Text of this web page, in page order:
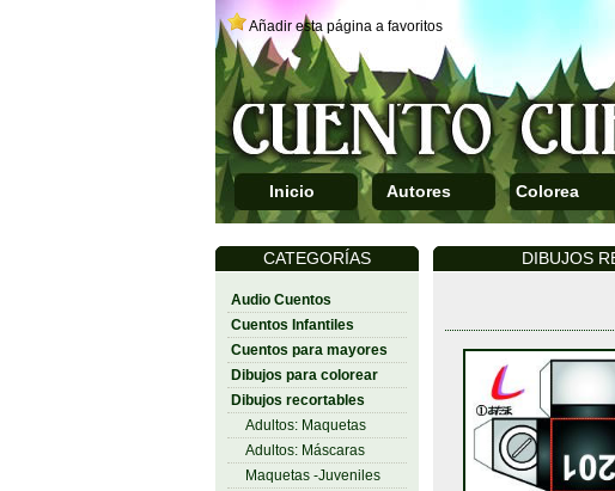
Añadir esta página a favoritos
Inicio Autores Colorea
CATEGORÍAS
Audio Cuentos
Cuentos Infantiles
Cuentos para mayores
Dibujos para colorear
Dibujos recortables
Adultos: Maquetas
Adultos: Máscaras
Maquetas -Juveniles
DIBUJOS